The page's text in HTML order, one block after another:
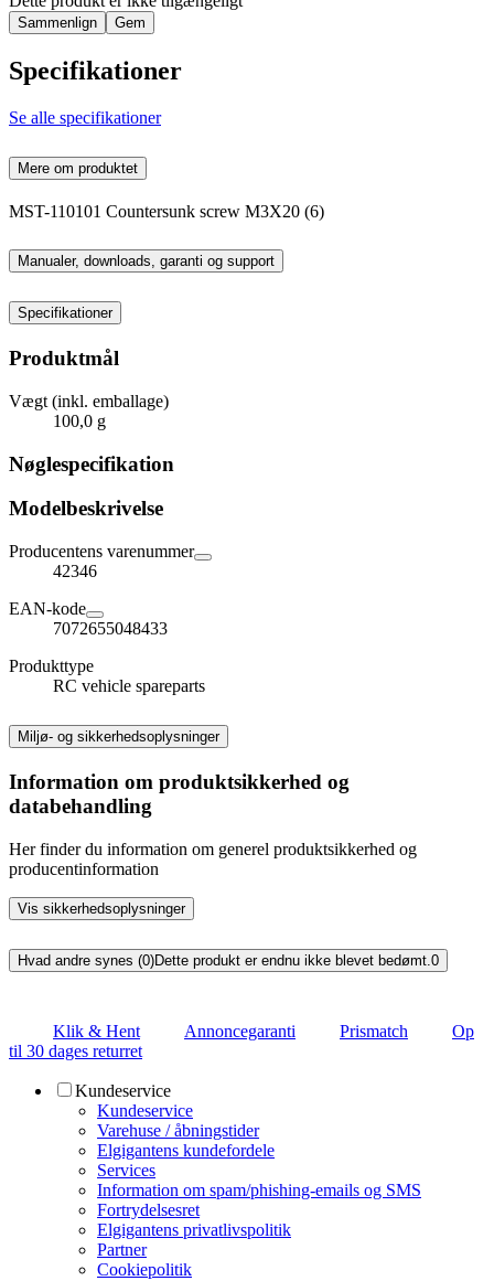
Sammenlign Gem
Specifikationer
Se alle specifikationer
Mere om produktet
MST-110101 Countersunk screw M3X20 (6)
Manualer, downloads, garanti og support
Specifikationer
Produktmål
Vægt (inkl. emballage)
100,0 g
Nøglespecifikation
Modelbeskrivelse
Producentens varenummer
42346
EAN-kode
7072655048433
Produkttype
RC vehicle spareparts
Miljø- og sikkerhedsoplysninger
Information om produktsikkerhed og
databehandling
Her finder du information om generel produktsikkerhed og
producentinformation
Vis sikkerhedsoplysninger
Hvad andre synes (0)Dette produkt er endnu ikke blevet bedømt. 0
Klik & Hent Annoncegaranti Prismatch
Op
til 30 dages returret
Kundeservice
Kundeservice
Varehuse / åbningstider
Elgigantens kundefordele
Services
Information om spam/phishing-emails og SMS
Fortrydelsesret
Elgigantens privatlivspolitik
Partner
Cookiepolitik